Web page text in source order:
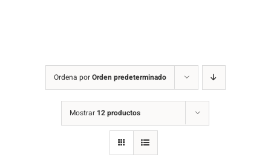
Ordena porOrden predeterminado
Mostrar 12 productos